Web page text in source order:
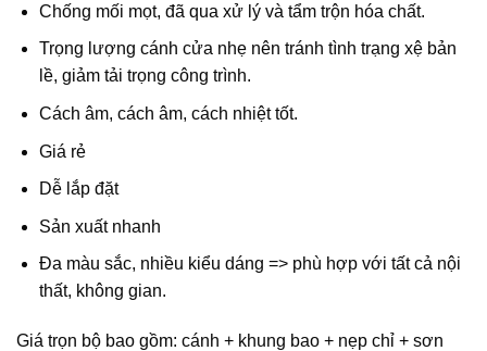
Chống mối mọt, đã qua xử lý và tẩm trộn hóa chất.
Trọng lượng cánh cửa nhẹ nên tránh tình trạng xệ bản
lề, giảm tải trọng công trình.
Cách âm, cách âm, cách nhiệt tốt.
Giá rẻ
Dễ lắp đặt
Sản xuất nhanh
Đa màu sắc, nhiều kiểu dáng => phù hợp với tất cả nội
thất, không gian.
Giá trọn bộ bao gồm: cánh + khung bao + nẹp chỉ + sơn